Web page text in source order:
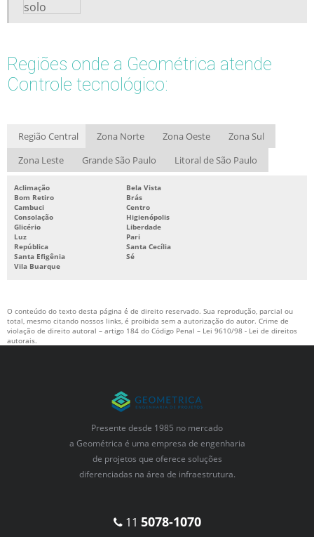
Regiões onde a Geométrica atende
Controle tecnológico:
Região Central Zona Norte Zona Oeste
Zona Sul
Zona Leste
Grande São Paulo Litoral de São Paulo
Aclimação
Bela Vista
Bom Retiro
Brás
Cambuci
Centro
Consolação
Higienópolis
Glicério
Liberdade
Luz
Pari
República
Santa Cecília
Santa Efigênia
Sé
Vila Buarque
O conteúdo do texto desta página é de direito reservado. Sua reprodução, parcial ou
total, mesmo citando nossos links, é proibida sem a autorização do autor. Crime de
violação de direito autoral – artigo 184 do Código Penal – Lei 9610/98 - Lei de direitos
autorais.
Presente desde 1985 no mercado
a Geométrica é uma empresa de engenharia
de projetos que oferece soluções
diferenciadas na área de infraestrutura.
11 5078-1070